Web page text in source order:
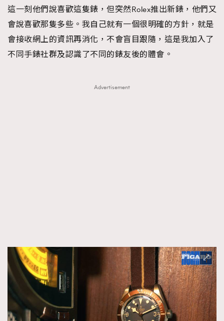
這一刻他們說喜歡這隻錶，但突然Rolex推出新錶，他們又
會說喜歡那隻多些。我自己就有一個很明確的方針，就是
會接收網上的資訊再消化，不會盲目跟隨，這是我加入了
不同手錶社群及認識了不同的錶友後的體會。
Advertisement